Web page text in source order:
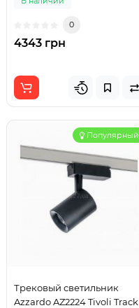
0
4343 грн
Популярный
Трековый светильник
Azzardo AZ2224 Tivoli Track